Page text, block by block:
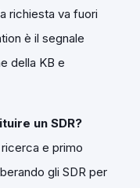
richiesta va fuori
è il segnale
della KB e
un SDR?
e primo
gli SDR per